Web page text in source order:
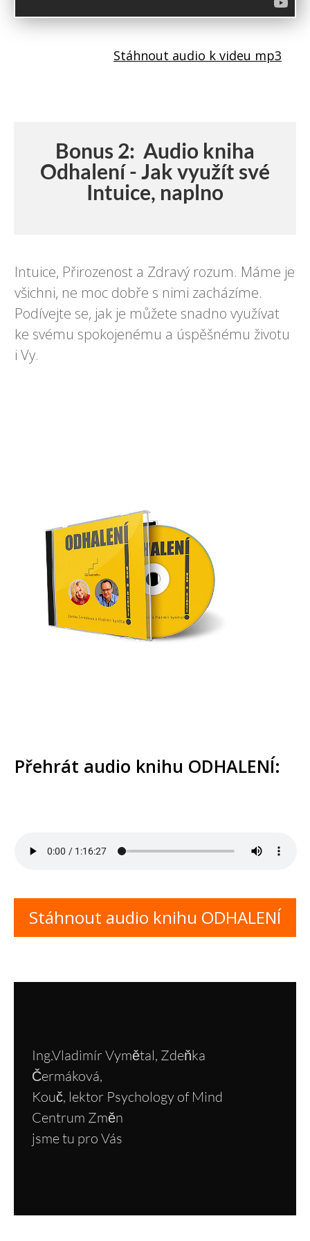
Stá hnout audio k videu mp3
Bonus 2: Audio kniha
Odhalení -Jak využít své
Intuice, naplno
Intuice, Přirozenost a Zdravý rozum. Máme je
všichni, ne moc dobře s nimi zacházíme.
Podívejte se, jak je můžete snadno využívat
ke svému spokojenému a úspěšnému životu
i Vy.
Přehrát audio knihu ODHALENÍ:
Stáhnout audio knihu ODHALENÍ
Ing.Vladimír Vymětal, Zdeňka
Čermáková,
Kouč, lektor Psychology of Mind
Centrum Změn
jsme tu pro Vás